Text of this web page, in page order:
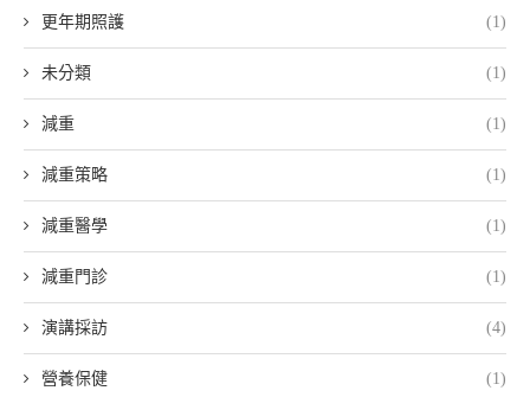
更年期照護 (1)
未分類 (1)
減重 (1)
減重策略 (1)
減重醫學 (1)
減重門診 (1)
演講採訪 (4)
營養保健 (1)